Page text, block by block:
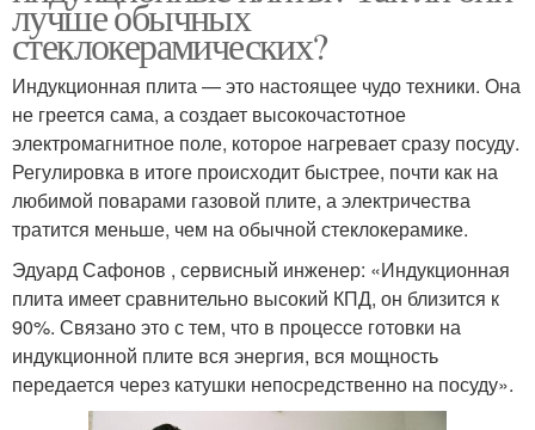
лучше обычных
стеклокерамических?
Индукционная плита — это настоящее чудо техники. Она
не греется сама, а создает высокочастотное
электромагнитное поле, которое нагревает сразу посуду.
Регулировка в итоге происходит быстрее, почти как на
любимой поварами газовой плите, а электричества
тратится меньше, чем на обычной стеклокерамике.
Эдуард Сафонов , сервисный инженер: «Индукционная
плита имеет сравнительно высокий КПД, он близится к
90%. Связано это с тем, что в процессе готовки на
индукционной плите вся энергия, вся мощность
передается через катушки непосредственно на посуду».